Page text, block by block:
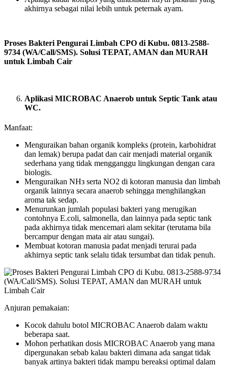
akhirnya sebagai nilai lebih untuk peternak ayam.
Proses Bakteri Pengurai Limbah CPO di Kubu. 0813-2588-
9734 (WA/Call/SMS). Solusi TEPAT, AMAN dan MURAH
untuk Limbah Cair
Aplikasi MICROBAC Anaerob untuk Septic Tank atau
WC.
Manfaat:
Menguraikan bahan organik kompleks (protein, karbohidrat
dan lemak) berupa padat dan cair menjadi material organik
sederhana yang tidak mengganggu lingkungan dengan cara
biologis.
Menguraikan NHз serta NO2 di kotoran manusia dan limbah
organik lainnya secara anaerob sehingga menghilangkan
aroma tak sedap.
Menurunkan jumlah populasi bakteri yang merugikan
contohnya E.coli, salmonella, dan lainnya pada septic tank
pada akhirnya tidak mencemari alam sekitar (terutama bila
bercampur dengan mata air atau sungai).
Membuat kotoran manusia padat menjadi terurai pada
akhirnya septic tank selalu tidak tersumbat dan tidak penuh.
Anjuran pemakaian:
Kocok dahulu botol MICROBAC Anaerob dalam waktu
beberapa saat.
Mohon perhatikan dosis MICROBAC Anaerob yang mana
dipergunakan sebab kalau bakteri dimana ada sangat tidak
banyak artinya bakteri tidak mampu bereaksi optimal dalam